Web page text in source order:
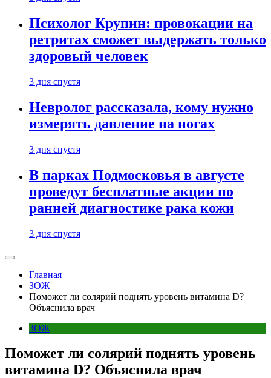
Психолог Крупин: провокации на
ретритах сможет выдержать только
здоровый человек
3 дня спустя
Невролог рассказала, кому нужно
измерять давление на ногах
3 дня спустя
В парках Подмосковья в августе
проведут бесплатные акции по
ранней диагностике рака кожи
3 дня спустя
Главная
ЗОЖ
Поможет ли солярий поднять уровень витамина D?
Объяснила врач
ЗОЖ
Поможет ли солярий поднять уровень
витамина D? Объяснила врач